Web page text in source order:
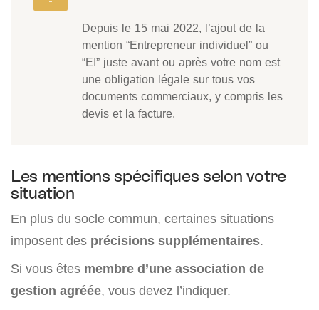
Depuis le 15 mai 2022, l’ajout de la
mention “Entrepreneur individuel” ou
“EI” juste avant ou après votre nom est
une obligation légale sur tous vos
documents commerciaux, y compris les
devis et la facture.
Les mentions spécifiques selon votre
situation
En plus du socle commun, certaines situations
imposent des précisions supplémentaires.
Si vous êtes membre d’une association de
gestion agréée, vous devez l’indiquer.